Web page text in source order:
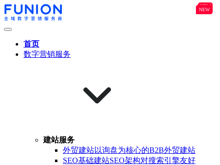
首页
数字营销服务
建站服务
外贸建站
B2B
以询盘为核心的B2B外贸建站
SEO基础建站SEO架构对搜索引擎友好
NEW
NEW
NEW